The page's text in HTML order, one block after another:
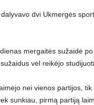
dvi Ukmergės
mergaitės sužaidė
vėl reikėjo
nei vienos partijos,
sunkiau, pirmą partiją